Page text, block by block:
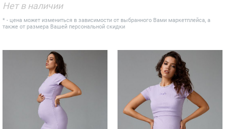
Нет в наличии
* - цена может измениться в зависимости от выбранного Вами маркетплейса, а
также от размера Вашей персональной скидки